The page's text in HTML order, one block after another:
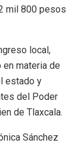
mil 800 pesos
local,
materia de
estado y
del Poder
de Tlaxcala.
Sánchez